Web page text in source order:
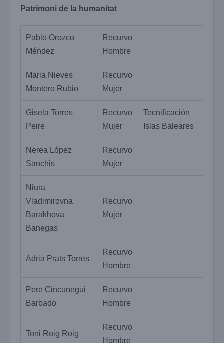
Patrimoni de la humanitat
Pablo Orozco
Méndez
Recurvo
Hombre
Maria Nieves
Montero Rubio
Recurvo
Mujer
Gisela Torres
Peire
Recurvo
Mujer
Tecnificación
Islas Baleares
Nerea López
Sanchis
Recurvo
Mujer
Niura
Vladimirovna
Barakhova
Banegas
Recurvo
Mujer
Adria Prats Torres
Recurvo
Hombre
Pere Cincunegui
Barbado
Recurvo
Hombre
Toni Roig Roig
Recurvo
Hombre